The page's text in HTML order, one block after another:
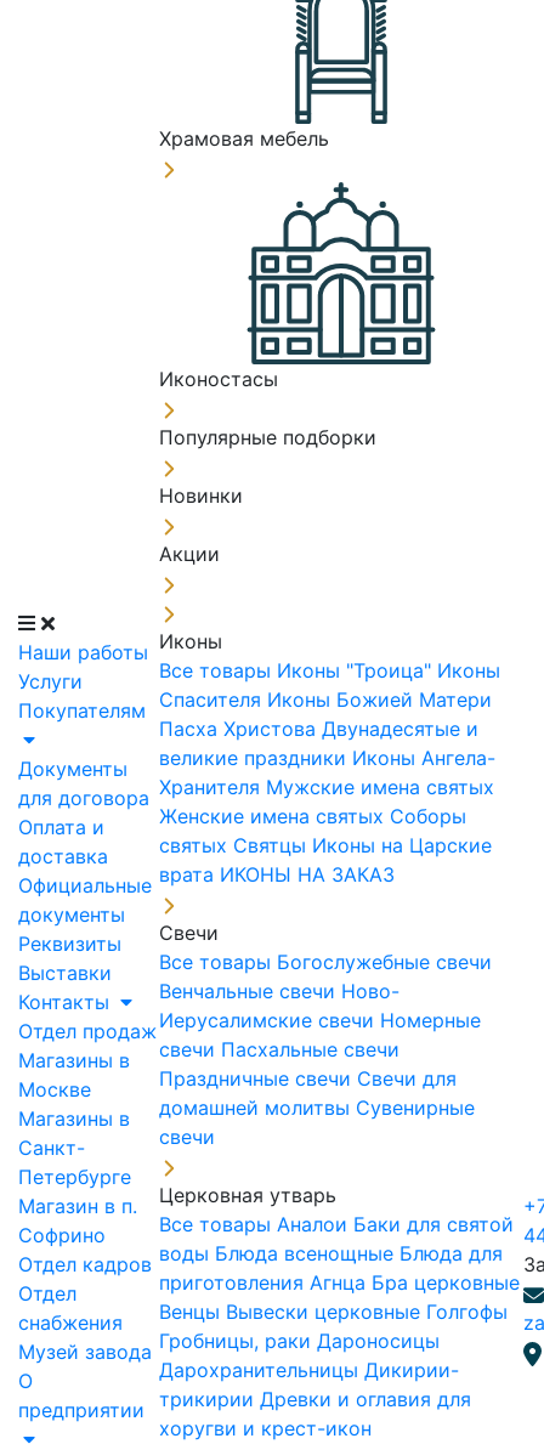
Наши работы
Услуги
Покупателям
Документы
для договора
Оплата и
доставка
Официальные
документы
Реквизиты
Выставки
Контакты
Отдел продаж
Магазины в
Москве
Магазины в
Санкт-
Петербурге
Магазин в п.
Софрино
Отдел кадров
Отдел
снабжения
Музей завода
О
предприятии
Храмовая мебель
Иконостасы
Популярные подборки
Новинки
Акции
Иконы
Все товары Иконы "Троица" Иконы
Спасителя Иконы Божией Матери
Пасха Христова Двунадесятые и
великие праздники Иконы Ангела-
Хранителя Мужские имена святых
Женские имена святых Соборы
святых Святцы Иконы на Царские
врата ИКОНЫ НА ЗАКАЗ
Свечи
Все товары Богослужебные свечи
Венчальные свечи Ново-
Иерусалимские свечи Номерные
свечи Пасхальные свечи
Праздничные свечи Свечи для
домашней молитвы Сувенирные
свечи
Церковная утварь
Все товары Аналои Баки для святой
воды Блюда всенощные Блюда для
приготовления Агнца Бра церковные
Венцы Вывески церковные Голгофы
Гробницы, раки Дароносицы
Дарохранительницы Дикирии-
трикирии Древки и оглавия для
хоругви и крест-икон